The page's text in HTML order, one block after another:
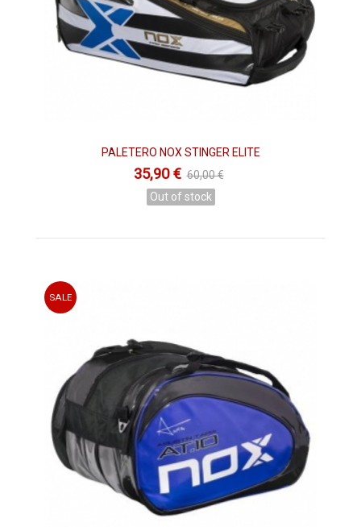
PALETERO NOX STINGER ELITE
35,90 € 60,00 €
Out of stock
SALE